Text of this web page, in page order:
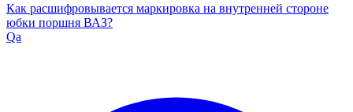
Как расшифровывается маркировка на внутренней стороне
юбки поршня ВАЗ?
Qa